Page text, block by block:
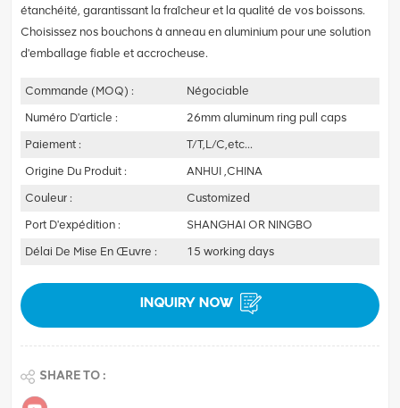
étanchéité, garantissant la fraîcheur et la qualité de vos boissons.
Choisissez nos bouchons à anneau en aluminium pour une solution
d'emballage fiable et accrocheuse.
Commande (MOQ) :
Négociable
Numéro D'article :
26mm aluminum ring pull caps
Paiement :
T/T,L/C,etc...
Origine Du Produit :
ANHUI ,CHINA
Couleur :
Customized
Port D'expédition :
SHANGHAI OR NINGBO
Délai De Mise En Œuvre :
15 working days
INQUIRY NOW
SHARE TO :